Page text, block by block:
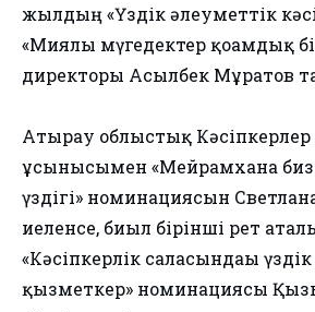
жылдың «Үздік әлеуметтік
«Миялы мүгедектер қоғамдық
директоры Асылбек Мұратов
Атырау облыстық
ұсынысымен «Мейрамхана
үздігі» номинациясын
иеленсе, биыл бірінші рет
«Кәсіпкерлік саласындағы
қызметкер» номинациясы